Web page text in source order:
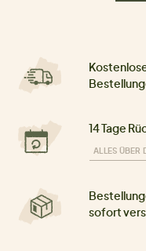
14 Tage
ALLES ÜBER
sofort